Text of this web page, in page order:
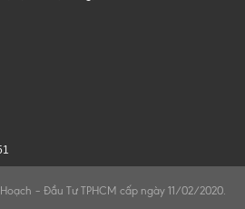
Hoạch – Đầu Tư TPHCM cấp ngày 11/02/2020.